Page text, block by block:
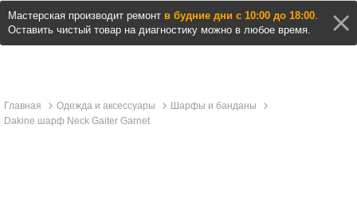
Мастерская производит ремонт в будние дни с 10:00 до 18:00.
Оставить чистый товар на диагностику можно в любое время.
Главная Одежда и аксессуары
Шарфы и банданы
Dakine шарф Neck Gaiter Garnet